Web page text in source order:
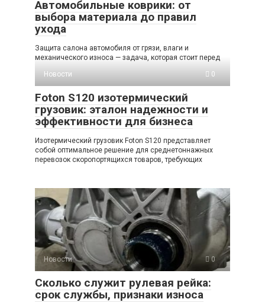
Автомобильные коврики: от
выбора материала до правил
ухода
Защита салона автомобиля от грязи, влаги и
механического износа — задача, которая стоит перед
Новости
0
Foton S120 изотермический
грузовик: эталон надежности и
эффективности для бизнеса
Изотермический грузовик Foton S120 представляет
собой оптимальное решение для среднетоннажных
перевозок скоропортящихся товаров, требующих
Новости 0
Сколько служит рулевая рейка:
срок службы, признаки износа